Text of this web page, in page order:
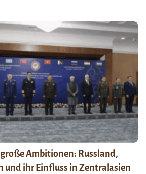
Ambitionen: Russland,
und ihr Einfluss in Zentralasien